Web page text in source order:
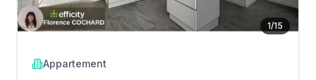
1/15
Appartement